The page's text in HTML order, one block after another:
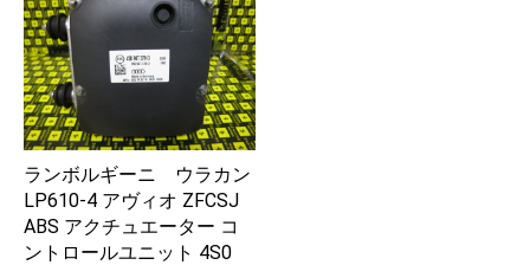
ランボルギーニ ウラカン
LP610-4 アヴィオ ZFCSJ
ABS アクチュエーター コ
ントロールユニット 4S0